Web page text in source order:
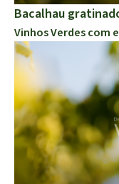
Bacalhau
Vinhos Verdes com